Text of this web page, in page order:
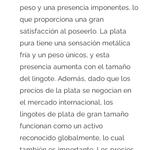
peso y una presencia imponentes, lo
que proporciona una gran
satisfacción al poseerlo. La plata
pura tiene una sensación metálica
fría y un peso únicos, y esta
presencia aumenta con el tamaño
del lingote. Además, dado que los
precios de la plata se negocian en
el mercado internacional, los
lingotes de plata de gran tamaño
funcionan como un activo
reconocido globalmente, lo cual